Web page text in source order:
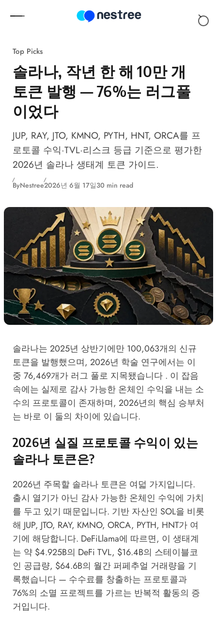
Top Picks
솔라나, 작년 한 해 10만 개
토큰 발행 — 76%는 러그풀
이었다
JUP, RAY, JTO, KMNO, PYTH, HNT, ORCA를 프
로토콜 수익·TVL·리스크 등급 기준으로 평가한
2026년 솔라나 생태계 토큰 가이드.
ByNestree2026년 6월 17일30 min read
솔라나는 2025년 상반기에만 100,063개의 신규
토큰을 발행했으며, 2026년 학술 연구에서는 이
중 76,469개가 러그 풀로 지목됐습니다 . 이 잡음
속에는 실제로 감사 가능한 온체인 수익을 내는 소
수의 프로토콜이 존재하며, 2026년의 핵심 승부처
는 바로 이 둘의 차이에 있습니다.
2026년 실질 프로토콜 수익이 있는
솔라나 토큰은?
2026년 주목할 솔라나 토큰은 여덟 가지입니다.
출시 열기가 아닌 감사 가능한 온체인 수익에 가치
를 두고 있기 때문입니다. 기반 자산인 SOL을 비롯
해 JUP, JTO, RAY, KMNO, ORCA, PYTH, HNT가 여
기에 해당합니다. DeFiLlama에 따르면, 이 생태계
는 약 $4.925B의 DeFi TVL, $16.4B의 스테이블코
인 공급량, $64.6B의 월간 퍼페추얼 거래량을 기
록했습니다 — 수수료를 창출하는 프로토콜과
76%의 소멸 프로젝트를 가르는 반복적 활동의 증
거입니다.